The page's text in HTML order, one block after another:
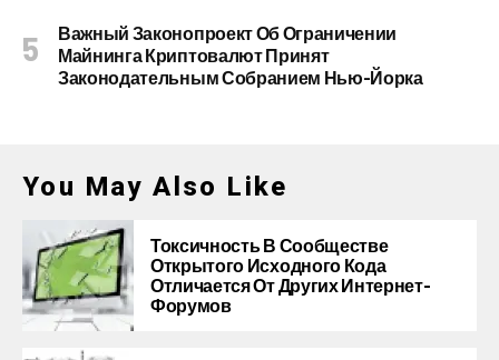
Важный Законопроект Об Ограничении
Майнинга Криптовалют Принят
Законодательным Собранием Нью-Йорка
You May Also Like
Токсичность В Сообществе
Открытого Исходного Кода
Отличается От Других Интернет-
Форумов